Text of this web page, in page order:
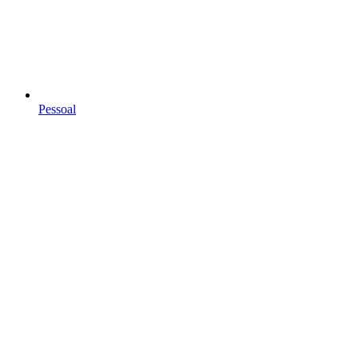
Pessoal